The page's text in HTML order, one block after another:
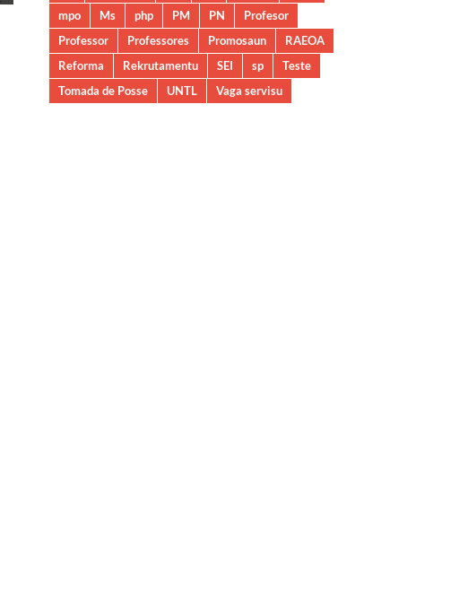
mpo
Ms php PM PN
Profesor
Professor
Professores Promosaun
RAEOA
Reforma
Rekrutamentu SEI sp
Teste
Tomada de Posse
UNTL Vaga servisu